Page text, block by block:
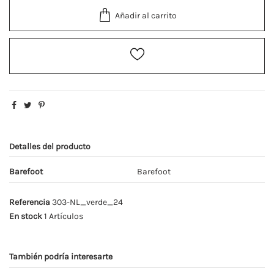
Añadir al carrito
Detalles del producto
Barefoot Barefoot
Referencia 303-NL_verde_24
En stock1 Artículos
También podría interesarte